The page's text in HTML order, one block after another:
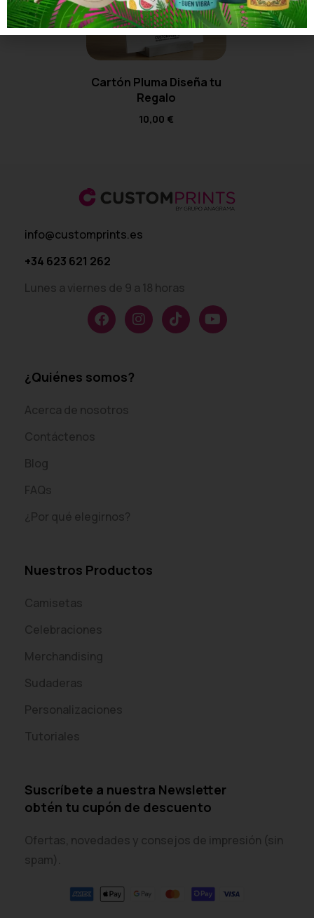
Cartón Pluma Diseña tu
Regalo
10,00 €
info@customprints.es
+34 623 621 262
Lunes a viernes de 9 a 18 horas
¿Quiénes somos?
Acerca de nosotros
Contáctenos
Blog
FAQs
¿Por qué elegirnos?
Nuestros Productos
Camisetas
Celebraciones
Merchandising
Sudaderas
Personalizaciones
Tutoriales
Suscríbete a nuestra Newsletter
obtén tu cupón de descuento
Ofertas, novedades y consejos de impresión (sin
spam).